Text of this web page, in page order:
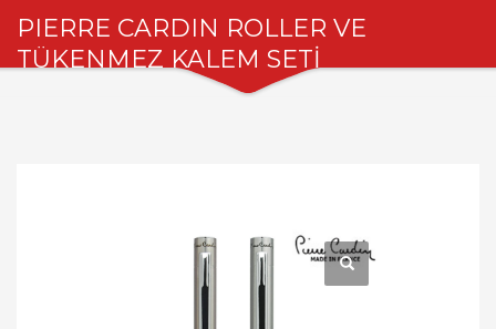
PIERRE CARDIN ROLLER VE
TÜKENMEZ KALEM SETİ